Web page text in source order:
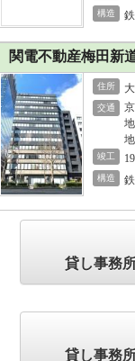
構造
関電不動産梅田新
住所
交通
竣工
構造
貸し事務
貸し事務